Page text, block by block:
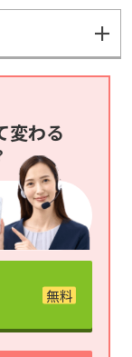
変わる